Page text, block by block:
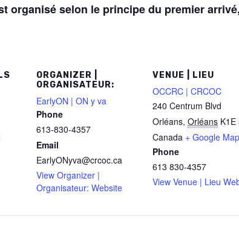
organisé selon le principe du premier
ORGANIZER |
ORGANISATEUR:
EarlyON | ON y va
Phone
613-830-4357
Email
EarlyONyva@crcoc.ca
View Organizer |
Organisateur: Website
VENUE | LIEU
OCCRC | CRCOC
240 Centrum Blvd
Orléans, Orléans K1E
Canada + Google Map
Phone
613 830-4357
View Venue | Lieu